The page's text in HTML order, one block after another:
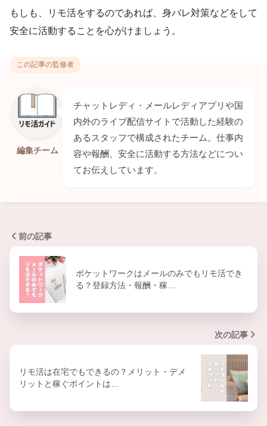
もしも、リモ活をするのであれば、身バレ対策などをして
安全に活動することを心がけましょう。
この記事の監修者
編集チーム
チャットレディ・メールレディアプリや国
内外のライブ配信サイトで活動した経験の
あるスタッフで構成されたチーム。仕事内
容や報酬、安全に活動する方法などについ
てお伝えしています。
前の記事
ポケットワークはメールのみでもリモ活でき
る？登録方法・報酬・稼…
次の記事
リモ活は在宅でもできるの？メリット・デメ
リットと稼ぐポイントは…